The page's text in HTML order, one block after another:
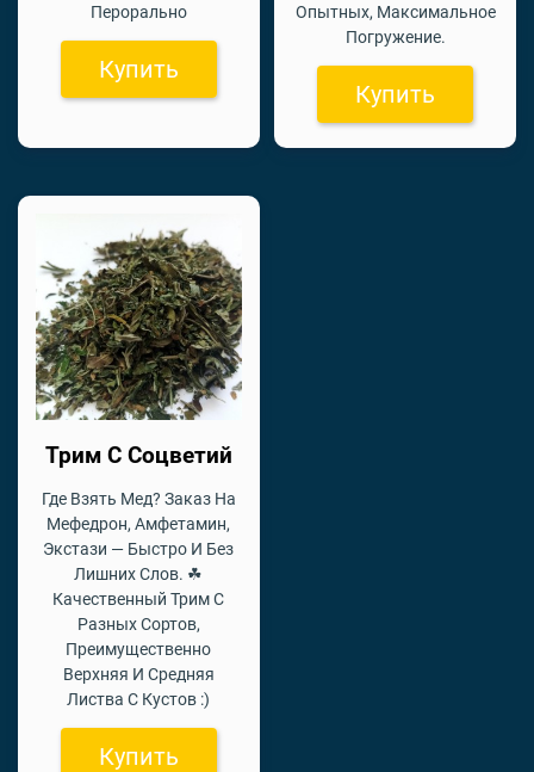
Перорально
Купить
Опытных, Максимальное
Погружение.
Купить
Трим С Соцветий
Где Взять Мед? Заказ На
Мефедрон, Амфетамин,
Экстази — Быстро И Без
Лишних Слов. ☘
Качественный Трим С
Разных Сортов,
Преимущественно
Верхняя И Средняя
Листва С Кустов :)
Купить